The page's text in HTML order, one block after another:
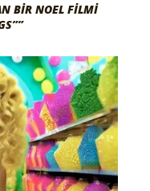
BIR NOEL FILMI